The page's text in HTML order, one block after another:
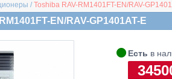
/ Toshiba RAV-RM1401FT-EN/RAV-
EN/RAV-GP1401AT-E
🞄 Есть в